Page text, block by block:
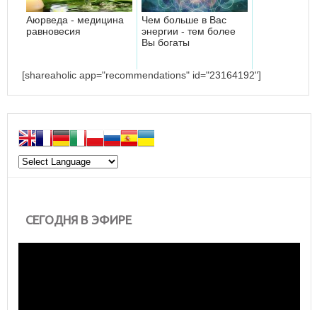
Аюрведа - медицина
равновесия
Чем больше в Вас
энергии - тем более
Вы богаты
[shareaholic app="recommendations" id="23164192"]
СЕГОДНЯ В ЭФИРЕ